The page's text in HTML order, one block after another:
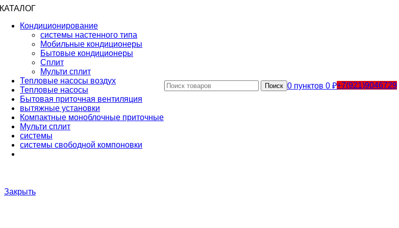
КАТАЛОГ
Кондиционирование
системы настенного типа
Мобильные кондиционеры
Бытовые кондиционеры
Сплит
Мульти сплит
Тепловые насосы воздух
Тепловые насосы
Бытовая приточная вентиляция
вытяжные установки
Компактные моноблочные приточные
Мульти сплит
системы
системы свободной компоновки
Поиск 0 пунктов 0 ₽+7(921)9046729
Закрыть